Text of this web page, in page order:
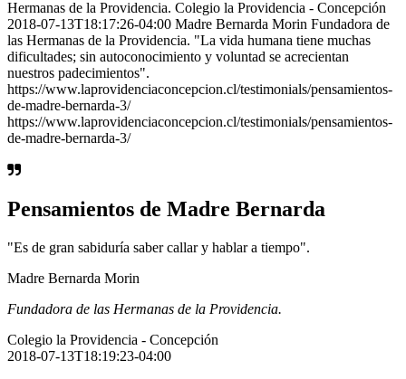
Hermanas de la Providencia. Colegio la Providencia - Concepción
2018-07-13T18:17:26-04:00 Madre Bernarda Morin Fundadora de
las Hermanas de la Providencia. "La vida humana tiene muchas
dificultades; sin autoconocimiento y voluntad se acrecientan
nuestros padecimientos".
https://www.laprovidenciaconcepcion.cl/testimonials/pensamientos-
de-madre-bernarda-3/
https://www.laprovidenciaconcepcion.cl/testimonials/pensamientos-
de-madre-bernarda-3/
Pensamientos de Madre Bernarda
"Es de gran sabiduría saber callar y hablar a tiempo".
Madre Bernarda Morin
Fundadora de las Hermanas de la Providencia.
Colegio la Providencia - Concepción
2018-07-13T18:19:23-04:00